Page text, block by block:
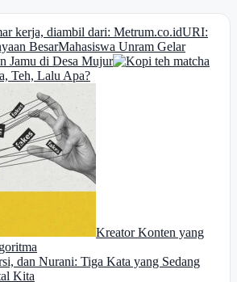
URI:
BesarMahasiswa Unram Gelar
Jamu di Desa Mujur
Teh, Lalu Apa?
Kreator Konten yang